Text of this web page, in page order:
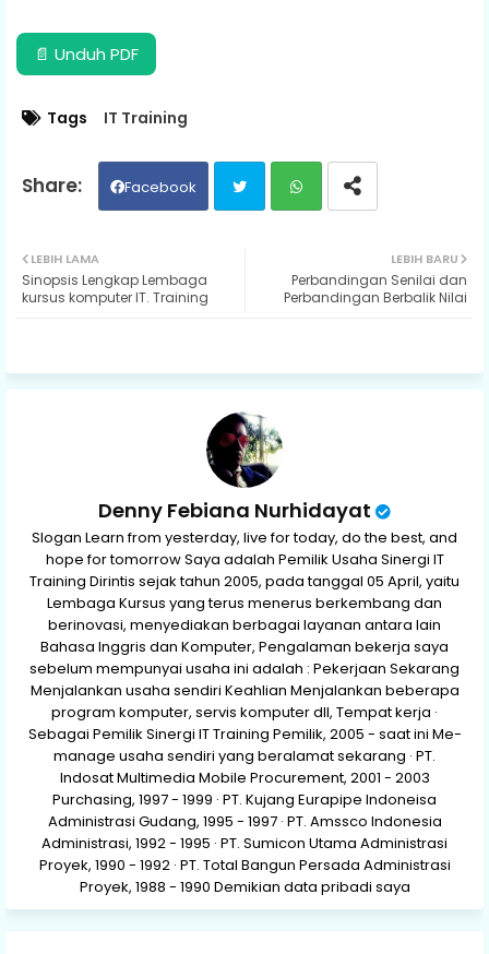
📄 Unduh PDF
Tags IT Training
Facebook
ats
LEBIH BARU
Perbandingan Senilai dan
Perbandingan Berbalik Nilai
LEBIH LAMA
Sinopsis Lengkap Lembaga
kursus komputer IT. Training
Denny Febiana Nurhidayat
Slogan Learn from yesterday, live for today, do the best, and
hope for tomorrow Saya adalah Pemilik Usaha Sinergi IT
Training Dirintis sejak tahun 2005, pada tanggal 05 April, yaitu
Lembaga Kursus yang terus menerus berkembang dan
berinovasi, menyediakan berbagai layanan antara lain
Bahasa Inggris dan Komputer, Pengalaman bekerja saya
sebelum mempunyai usaha ini adalah : Pekerjaan Sekarang
Menjalankan usaha sendiri Keahlian Menjalankan beberapa
program komputer, servis komputer dll, Tempat kerja ·
Sebagai Pemilik Sinergi IT Training Pemilik, 2005 - saat ini Me-
manage usaha sendiri yang beralamat sekarang · PT.
Indosat Multimedia Mobile Procurement, 2001 - 2003
Purchasing, 1997 - 1999 · PT. Kujang Eurapipe Indoneisa
Administrasi Gudang, 1995 - 1997 · PT. Amssco Indonesia
Administrasi, 1992 - 1995 · PT. Sumicon Utama Administrasi
Proyek, 1990 - 1992 · PT. Total Bangun Persada Administrasi
Proyek, 1988 - 1990 Demikian data pribadi saya